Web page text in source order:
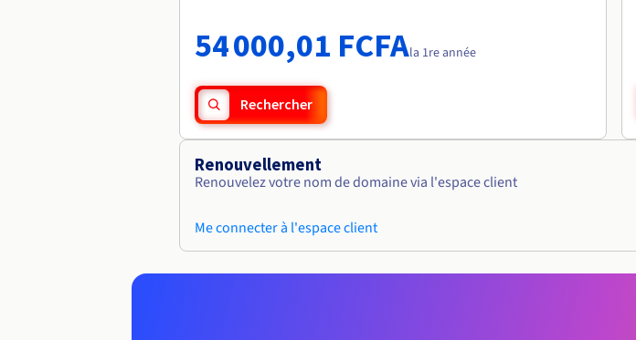
54 000,01 FCFAla 1re année
Rechercher
Renouvellement
Renouvelez votre nom de domaine via l'espace client
Me connecter à l'espace client